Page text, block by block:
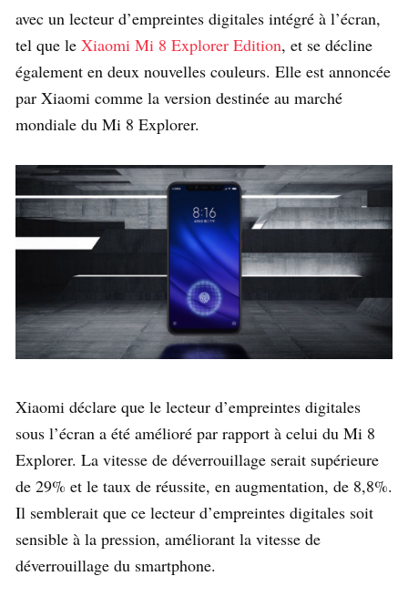
avec un lecteur d’empreintes digitales intégré à l’écran,
tel que le Xiaomi Mi 8 Explorer Edition, et se décline
également en deux nouvelles couleurs. Elle est annoncée
par Xiaomi comme la version destinée au marché
mondiale du Mi 8 Explorer.
Xiaomi déclare que le lecteur d’empreintes digitales
sous l’écran a été amélioré par rapport à celui du Mi 8
Explorer. La vitesse de déverrouillage serait supérieure
de 29% et le taux de réussite, en augmentation, de 8,8%.
Il semblerait que ce lecteur d’empreintes digitales soit
sensible à la pression, améliorant la vitesse de
déverrouillage du smartphone.